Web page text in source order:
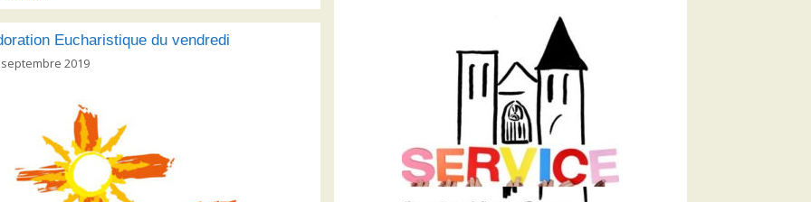
Eucharistique du vendredi
septembre 2019